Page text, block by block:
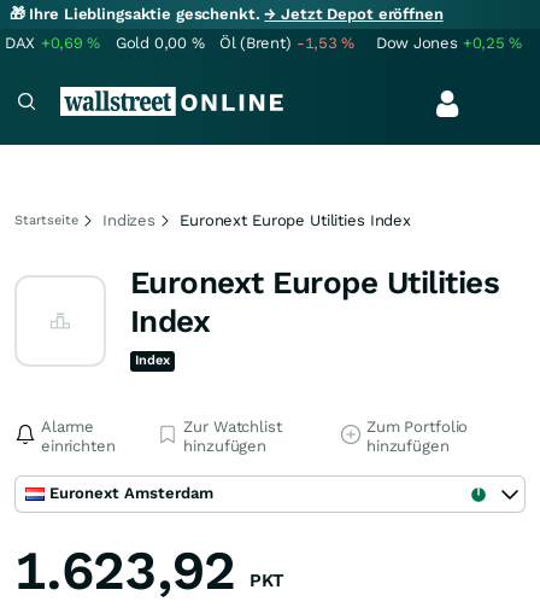
🎁 Ihre Lieblingsaktie geschenkt.→ Jetzt Depot eröffnen
DAX +0,69% Gold 0,00 % Öl (Brent) -1,53% Dow Jones +0,25%
Startseite Indizes Euronext Europe Utilities Index
Euronext Europe Utilities
Index
Index
Alarme
einrichten
Zur Watchlist
hinzufügen
Zum Portfolio
hinzufügen
Euronext Amsterdam
1.623,92 PKT